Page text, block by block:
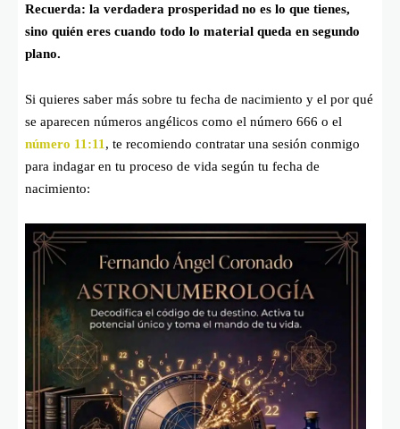
Recuerda: la verdadera prosperidad no es lo que tienes,
sino quién eres cuando todo lo material queda en segundo
plano.
Si quieres saber más sobre tu fecha de nacimiento y el por qué
se aparecen números angélicos como el número 666 o el
número 11:11 , te recomiendo contratar una sesión conmigo
para indagar en tu proceso de vida según tu fecha de
nacimiento: